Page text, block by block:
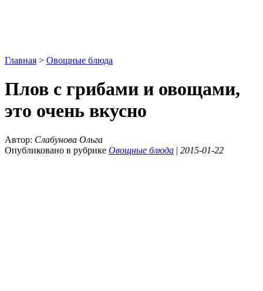
Главная > Овощные блюда
Плов с грибами и овощами,
это очень вкусно
Автор: Слабунова Ольга
Опубликовано в рубрике Овощные блюда | 2015-01-22